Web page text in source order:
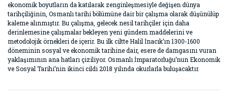
ekonomik boyutların da katılarak zenginleşmesiyle değişen dünya
tarihçiliğinin, Osmanlı tarihi bölümüne dair bir çalışma olarak düşünülüp
kaleme alınmıştır. Bu çalışma, gelecek nesil tarihçiler için daha
derinlemesine çalışmalar bekleyen yeni gündem maddelerini ve
metodolojik örnekleri de içerir. Bu ilk ciltte Halil İnacık’ın 1300-1600
döneminin sosyal ve ekonomik tarihine dair, esere de damgasını vuran
yaklaşımının ana hatları çiziliyor. Osmanlı İmparatorluğu’nun Ekonomik
ve Sosyal Tarihi’nin ikinci cildi 2018 yılında okurlarla buluşacaktır.